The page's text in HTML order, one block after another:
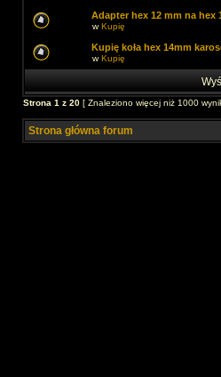
Adapter hex 12 mm na hex
wKupię
Kupię koła hex 14mm
wKupię
Strona 1 z 20 [ Znaleziono więcej niż 1000
Strona główna forum